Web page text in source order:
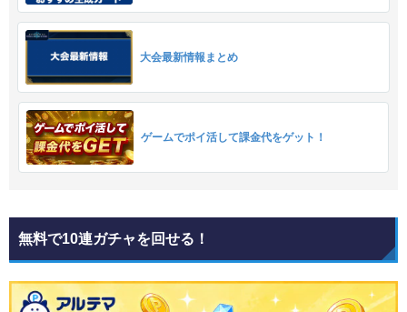
大会最新情報まとめ
ゲームでポイ活して課金代をゲット！
無料で10連ガチャを回せる！